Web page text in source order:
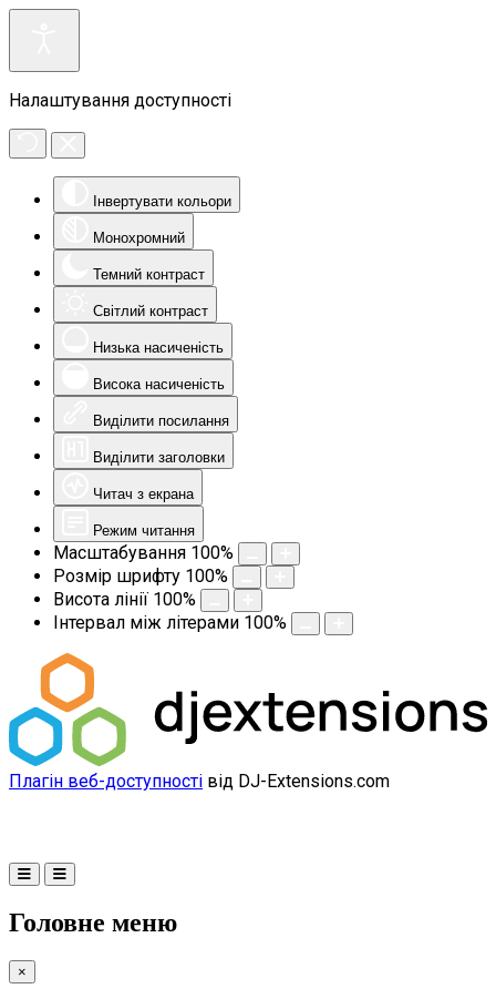
Налаштування доступності
Інвертувати кольори
Монохромний
Темний контраст
Світлий контраст
Низька насиченість
Висока насиченість
Виділити посилання
Виділити заголовки
Читач з екрана
Режим читання
Масштабування 100%
Розмір шрифту 100%
Висота лінії 100%
Інтервал між літерами 100%
Плагін веб-доступності від DJ-Extensions.com
Головне меню
×